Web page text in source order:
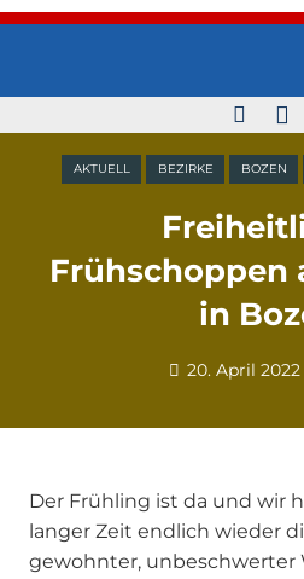
AKTUELL BEZIRKE BOZEN
Frühschoppen
in
20. April 2022
Der Frühling ist da und wir
langer Zeit endlich wieder
gewohnter, unbeschwerter